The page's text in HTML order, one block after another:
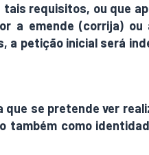
requisitos, ou que
a emende (corrija)
a petição inicial será
se pretende ver
como